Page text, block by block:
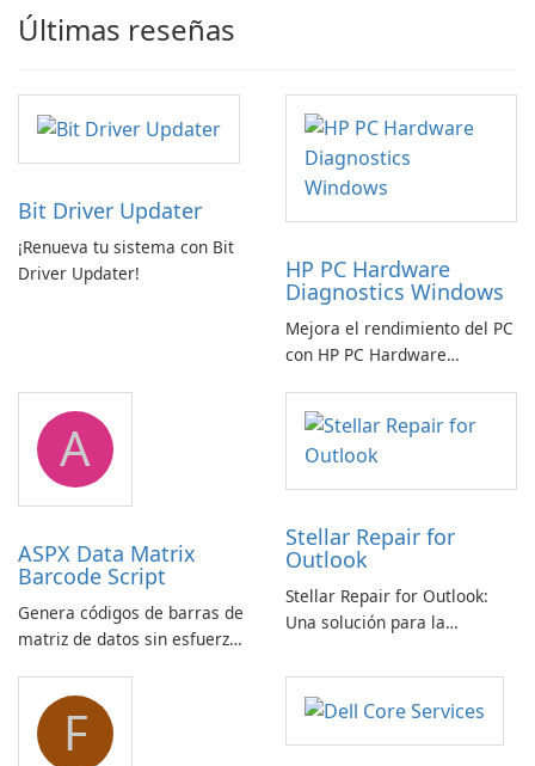
Últimas reseñas
Bit Driver Updater
¡Renueva tu sistema con Bit
Driver Updater!
HP PC Hardware
Diagnostics Windows
Mejora el rendimiento del PC
con HP PC Hardware
A
ASPX Data Matrix
Barcode Script
Genera códigos de barras de
matriz de datos sin esfuerzo
barras de matriz de datos
ASPX
Stellar Repair for
Outlook
Stellar Repair for Outlook:
Una solución para la
electrónico
F